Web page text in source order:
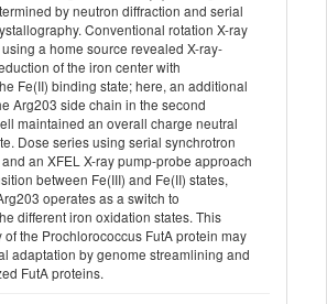
by neutron diffraction and serial
Conventional rotation X-ray
a home source revealed X-ray-
of the iron center with
Fe(II) binding state; here, an additional
Arg203 side chain in the second
maintained an overall charge neutral
Dose series using serial synchrotron
an XFEL X-ray pump-probe approach
between Fe(III) and Fe(II) states,
operates as a switch to
different iron oxidation states. This
the Prochlorococcus FutA protein may
adaptation by genome streamlining and
FutA proteins.